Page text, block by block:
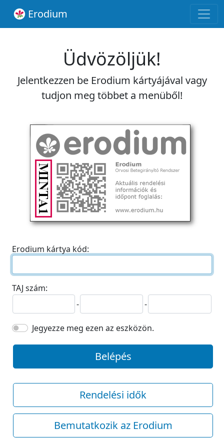
Erodium
Üdvözöljük!
Jelentkezzen be Erodium kártyájával vagy
tudjon meg többet a menüből!
Erodium kártya kód:
TAJ szám:
-
-
Jegyezze meg ezen az eszközön.
Belépés
Rendelési idők
Bemutatkozik az Erodium